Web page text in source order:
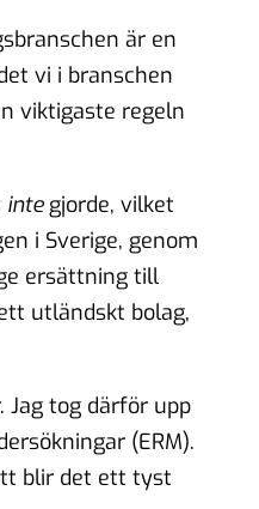
är en
vi i branschen
viktigaste regeln
integjorde, vilket
i Sverige, genom
ersättning till
utländskt bolag,
tog därför upp
(ERM).
blir det ett tyst